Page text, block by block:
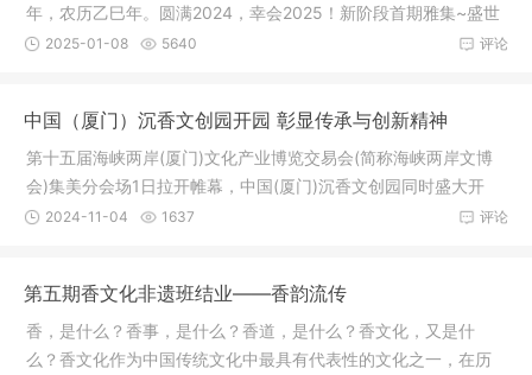
年，农历乙巳年。圆满2024，幸会2025！新阶段首期雅集~盛世
和香第136
评论
2025-01-08 5640
中国（厦门）沉香文创园开园 彰显传承与创新精神
第十五届海峡两岸(厦门)文化产业博览交易会(简称海峡两岸文博
会)集美分会场1日拉开帷幕，中国(厦门)沉香文创园同时盛大开
园。沉
评论
2024-11-04 1637
第五期香文化非遗班结业——香韵流传
香，是什么？香事，是什么？香道，是什么？香文化，又是什
么？香文化作为中国传统文化中最具有代表性的文化之一，在历